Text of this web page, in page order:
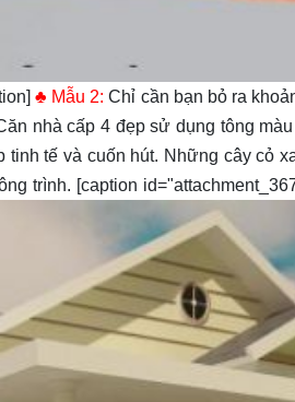
♣ Mẫu 2: Chỉ cần bạn bỏ ra
nhà cấp 4 đẹp sử dụng tông
tinh tế và cuốn hút. Những cây cỏ
trình. [caption